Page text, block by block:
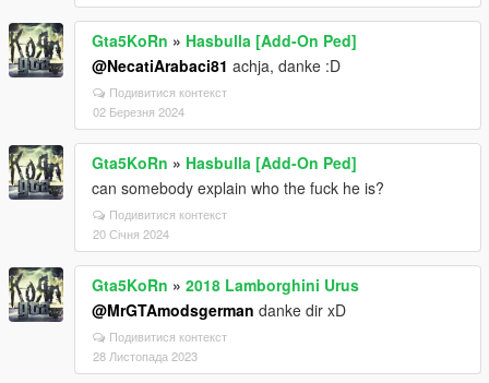
Gta5KoRn » Hasbulla [Add-On Ped]
@NecatiArabaci81 achja, danke :D
Подивитися контекст
02 Березня 2024
Gta5KoRn » Hasbulla [Add-On Ped]
can somebody explain who the fuck he is?
Подивитися контекст
20 Січня 2024
Gta5KoRn » 2018 Lamborghini Urus
@MrGTAmodsgerman danke dir xD
Подивитися контекст
28 Листопада 2023